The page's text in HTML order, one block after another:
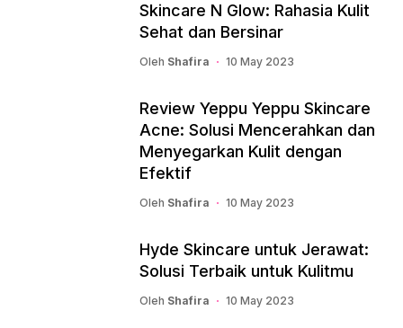
Skincare N Glow: Rahasia Kulit
Sehat dan Bersinar
Oleh Shafira 10 May 2023
Review Yeppu Yeppu Skincare
Acne: Solusi Mencerahkan dan
Menyegarkan Kulit dengan
Efektif
Oleh Shafira 10 May 2023
Hyde Skincare untuk Jerawat:
Solusi Terbaik untuk Kulitmu
Oleh Shafira 10 May 2023